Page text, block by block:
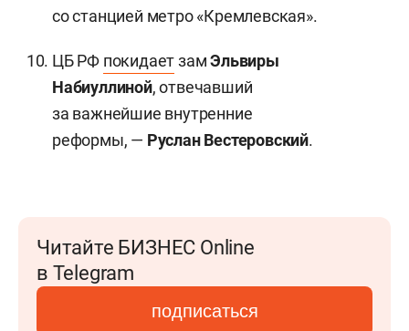
со станцией метро «Кремлевская».
ЦБ РФ покидаетзамЭльвиры
Набиуллиной, отвечавший
за важнейшие внутренние
реформы, — Руслан Вестеровский.
Читайте БИЗНЕС Online
в Telegram
подписаться